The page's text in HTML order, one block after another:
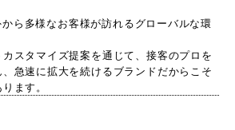
ら多様なお客様が訪れるグローバルな環
スタマイズ提案を通じて、接客のプロを
急速に拡大を続けるブランドだからこそ
ます。